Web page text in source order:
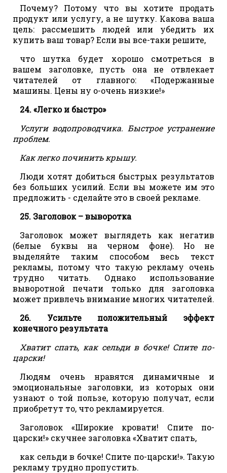
Почему? Потому что вы хотите продать
продукт или услугу, а не шутку. Какова ваша
цель: рассмешить людей или убедить их
купить ваш товар? Если вы все-таки решите,
что шутка будет хорошо смотреться в
вашем заголовке, пусть она не отвлекает
читателей от главного: «Подержанные
машины. Цены ну о-очень низкие!»
24. «Легко и быстро»
Услуги водопроводчика. Быстрое устранение
проблем.
Как легко починить крышу.
Люди хотят добиться быстрых результатов
без больших усилий. Если вы можете им это
предложить - сделайте это в своей рекламе.
25. Заголовок – выворотка
Заголовок может выглядеть как негатив
(белые буквы на черном фоне). Но не
выделяйте таким способом весь текст
рекламы, потому что такую рекламу очень
трудно читать. Однако использование
выворотной печати только для заголовка
может привлечь внимание многих читателей.
26. Усильте положительный эффект
конечного результата
Хватит спать, как сельди в бочке! Спите по-
царски!
Людям очень нравятся динамичные и
эмоциональные заголовки, из которых они
узнают о той пользе, которую получат, если
приобретут то, что рекламируется.
Заголовок «Широкие кровати! Спите по-
царски!» скучнее заголовка «Хватит спать,
как сельди в бочке! Спите по-царски!». Такую
рекламу трудно пропустить.